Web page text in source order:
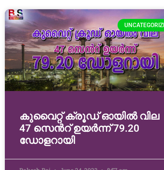
കുവൈറ്റ് ക്രൂഡ് ഓയിൽ വില
47 സെൻറ് ഉയർന്ന് 79.20
ഡോളറായി